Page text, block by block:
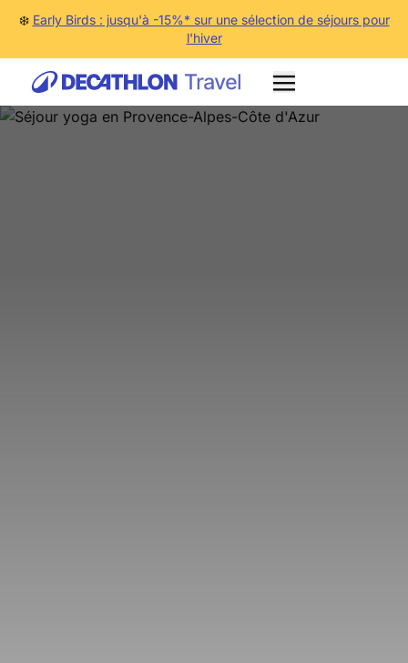
❄️ Early Birds : jusqu'à -15%* sur une sélection de séjours pour
l'hiver